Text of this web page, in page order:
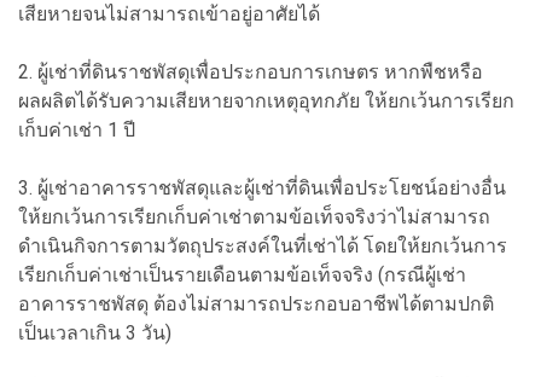
เสียหายจนไม่สามารถเข้าอยู่อาศัยได้
2. ผู้เช่าที่ดินราชพัสดุเพื่อประกอบการเกษตร หากพืชหรือ
ผลผลิตได้รับความเสียหายจากเหตุอุทกภัย ให้ยกเว้นการเรียก
เก็บค่าเช่า 1 ปี
3. ผู้เช่าอาคารราชพัสดุและผู้เช่าที่ดินเพื่อประโยชน์อย่างอื่น
ให้ยกเว้นการเรียกเก็บค่าเช่าตามข้อเท็จจริงว่าไม่สามารถ
ดำเนินกิจการตามวัตถุประสงค์ในที่เช่าได้ โดยให้ยกเว้นการ
เรียกเก็บค่าเช่าเป็นรายเดือนตามข้อเท็จจริง (กรณีผู้เช่า
อาคารราชพัสดุ ต้องไม่สามารถประกอบอาชีพได้ตามปกติ
เป็นเวลาเกิน 3 วัน)